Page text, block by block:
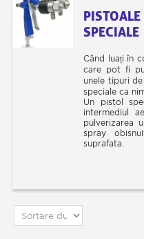
PISTOALE
SPECIALE
Când luați în
care pot fi
unele tipuri
speciale ca
Un pistol
intermediul
pulverizarea
spray
suprafata.
doriți să
Produsul în
fulgi (Metal
microbile
lichide pentru